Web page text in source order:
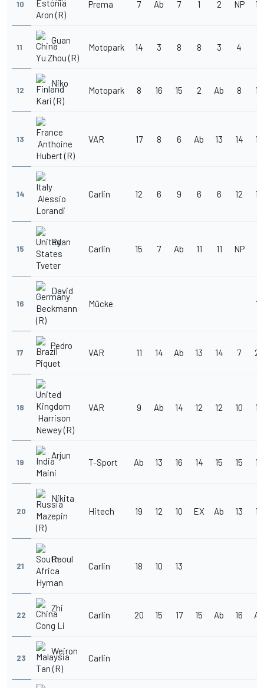
10
Aron (R)
Prema 7 Ab 7 1 2 NP 13
11
Guan
Yu Zhou (R)
Motopark 14 3 8 8 3 4
12
Niko
Kari (R)
Motopark 8 16 15 2 Ab 8 19
13
Anthoine
Hubert (R)
VAR 17 8 6 Ab 13 14 12
14
Alessio
Lorandi
Carlin 12 6 9 6 6 12 10
15
Ryan
Tveter
Carlin 15 7 Ab 11 11 NP
16
David
Beckmann
(R)
Mücke 17
17
Pedro
Piquet
VAR 11 14 Ab 13 14 7 20
18
Harrison
Newey (R)
VAR 9 Ab 14 12 12 10 15
19
Arjun
Maini
T-Sport Ab 13 16 14 15 15 18
20
Nikita
Mazepin
(R)
Hitech 19 12 10 EX Ab 13 16
21
Raoul
Hyman
Carlin 18 10 13
22
Zhi
Cong Li
Carlin 20 15 17 15 Ab 16 Ab
23
Weiron
Tan (R)
Carlin